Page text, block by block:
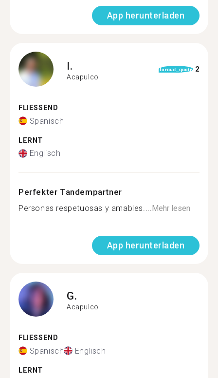
App herunterladen
I.
Acapulco
format_quote 2
FLIESSEND
Spanisch
LERNT
Englisch
Perfekter Tandempartner
Personas respetuosas y amables....Mehr lesen
App herunterladen
G.
Acapulco
FLIESSEND
Spanisch Englisch
LERNT